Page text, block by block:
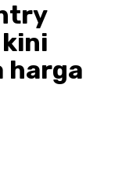
kini
harga